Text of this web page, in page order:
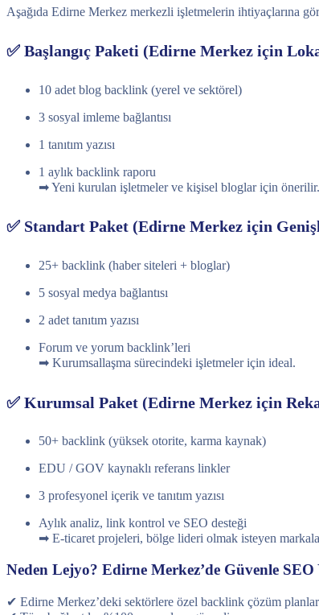
Aşağıda Edirne Merkez merkezli işletmelerin ihtiyaçlarına
✅ Başlangıç Paketi (Edirne Merkez için
10 adet blog backlink (yerel ve sektörel)
3 sosyal imleme bağlantısı
1 tanıtım yazısı
1 aylık backlink raporu
➡ Yeni kurulan işletmeler ve kişisel bloglar için önerilir.
✅ Standart Paket (Edirne Merkez için
25+ backlink (haber siteleri + bloglar)
5 sosyal medya bağlantısı
2 adet tanıtım yazısı
Forum ve yorum backlink’leri
➡ Kurumsallaşma sürecindeki işletmeler için ideal.
✅ Kurumsal Paket (Edirne Merkez için
50+ backlink (yüksek otorite, karma kaynak)
EDU / GOV kaynaklı referans linkler
3 profesyonel içerik ve tanıtım yazısı
Aylık analiz, link kontrol ve SEO desteği
➡ E-ticaret projeleri, bölge lideri olmak isteyen markalar
Neden Lejyo? Edirne Merkez’de Güvenle SEO
✔ Edirne Merkez’deki sektörlere özel backlink çözüm